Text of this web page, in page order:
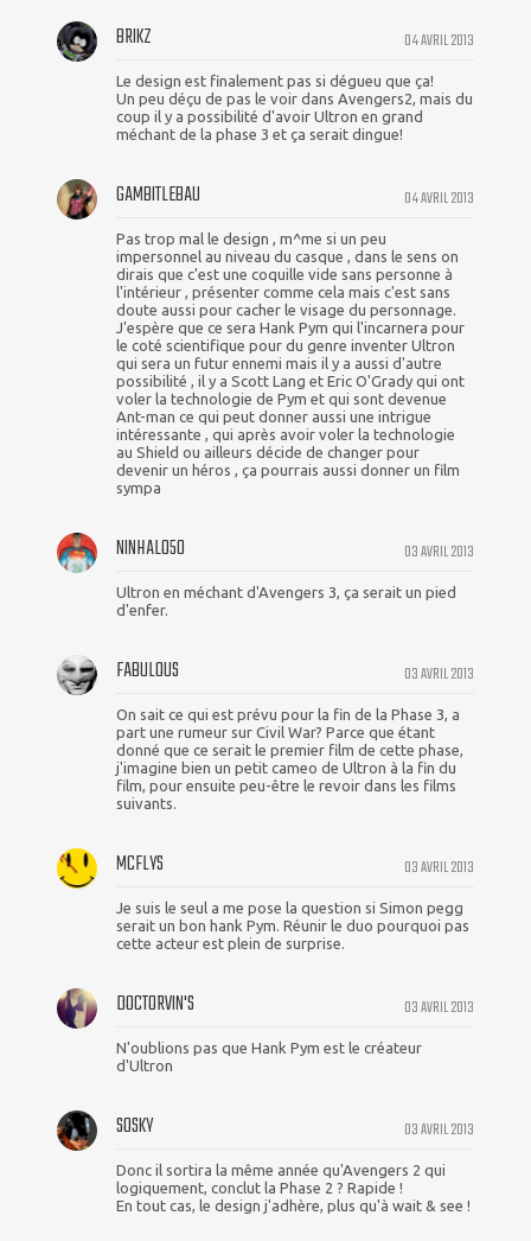
04 AVRIL 2013
BRIKZ
Le design est finalement pas si dégueu que ça!
Un peu déçu de pas le voir dans Avengers2, mais du
coup il y a possibilité d'avoir Ultron en grand
méchant de la phase 3 et ça serait dingue!
04 AVRIL 2013
GAMBITLEBAU
Pas trop mal le design , m^me si un peu
impersonnel au niveau du casque , dans le sens on
dirais que c'est une coquille vide sans personne à
l'intérieur , présenter comme cela mais c'est sans
doute aussi pour cacher le visage du personnage.
J'espère que ce sera Hank Pym qui l'incarnera pour
le coté scientifique pour du genre inventer Ultron
qui sera un futur ennemi mais il y a aussi d'autre
possibilité , il y a Scott Lang et Eric O'Grady qui ont
voler la technologie de Pym et qui sont devenue
Ant-man ce qui peut donner aussi une intrigue
intéressante , qui après avoir voler la technologie
au Shield ou ailleurs décide de changer pour
devenir un héros , ça pourrais aussi donner un film
sympa
03 AVRIL 2013
NINHALO50
Ultron en méchant d'Avengers 3, ça serait un pied
d'enfer.
03 AVRIL 2013
FABULOUS
On sait ce qui est prévu pour la fin de la Phase 3, a
part une rumeur sur Civil War? Parce que étant
donné que ce serait le premier film de cette phase,
j'imagine bien un petit cameo de Ultron à la fin du
film, pour ensuite peu-être le revoir dans les films
suivants.
03 AVRIL 2013
MCFLYS
Je suis le seul a me pose la question si Simon pegg
serait un bon hank Pym. Réunir le duo pourquoi pas
cette acteur est plein de surprise.
03 AVRIL 2013
DOCTORVIN'S
N'oublions pas que Hank Pym est le créateur
d'Ultron
03 AVRIL 2013
SOSKY
Donc il sortira la même année qu'Avengers 2 qui
logiquement, conclut la Phase 2 ? Rapide !
En tout cas, le design j'adhère, plus qu'à wait & see !